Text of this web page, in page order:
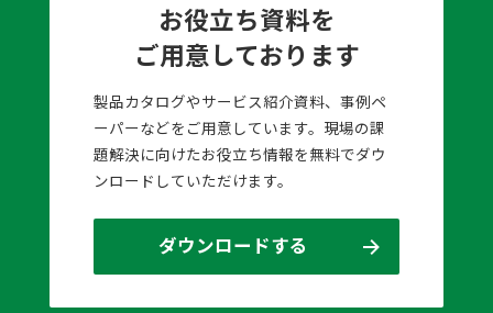
お役立ち資料を
ご用意しております
製品カタログやサービス紹介資料、事例ペ
ーパーなどをご用意しています。現場の課
題解決に向けたお役立ち情報を無料でダウ
ンロードしていただけます。
ダウンロードする